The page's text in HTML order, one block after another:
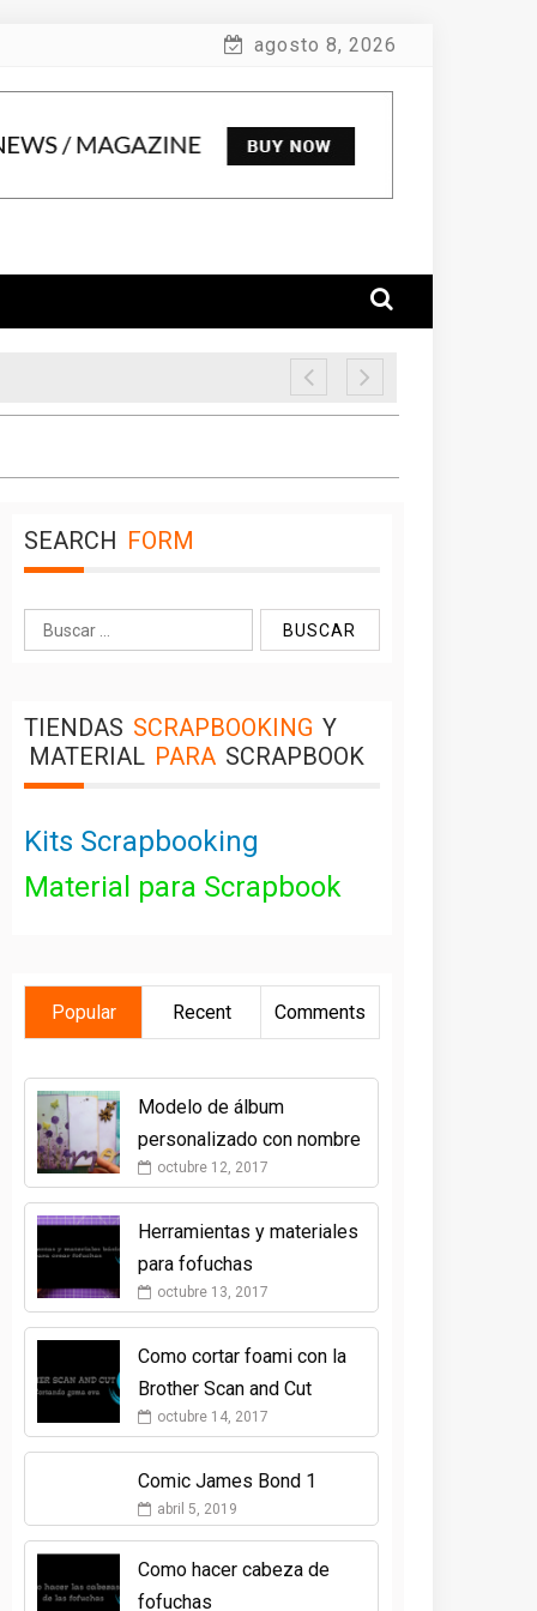
agosto 8, 2026
SEARCH FORM
Buscar:
TIENDAS SCRAPBOOKING Y
MATERIAL PARA SCRAPBOOK
Kits Scrapbooking
Material para Scrapbook
Popular Recent Comments
Modelo de álbum
personalizado con nombre
octubre 12, 2017
Herramientas y materiales
para fofuchas
octubre 13, 2017
Como cortar foami con la
Brother Scan and Cut
octubre 14, 2017
Comic James Bond 1
abril 5, 2019
Como hacer cabeza de
fofuchas